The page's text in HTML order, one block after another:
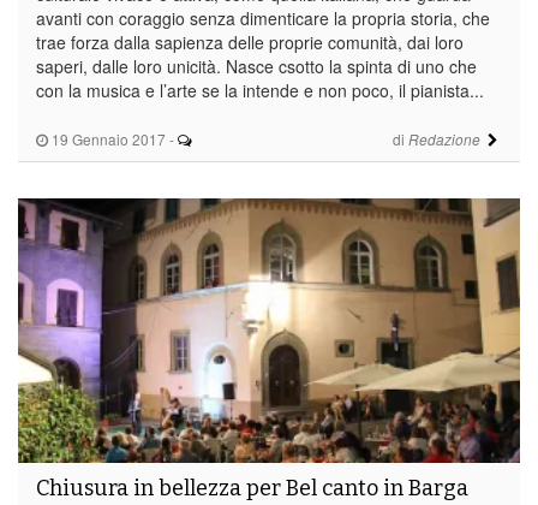
19 Gennaio 2017 - di Redazione
avanti con coraggio senza dimenticare la propria storia, che
trae forza dalla sapienza delle proprie comunità, dai loro
saperi, dalle loro unicità. Nasce csotto la spinta di uno che
con la musica e l’arte se la intende e non poco, il pianista...
Chiusura in bellezza per Bel canto in Barga